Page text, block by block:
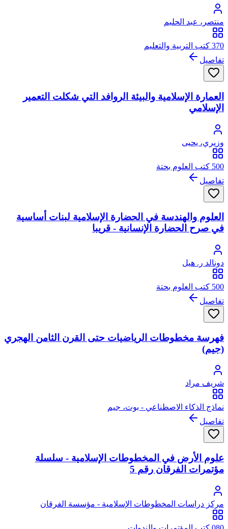
منتصر، عبد الحليم
370 كتب التربية والتعليم
تفاصيل
العمارة الإسلامية والبيئة الروافد التي شكلت التعمير
الإسلامي
وزيري، يحيى
500 كتب العلوم بحتة
تفاصيل
العلوم والهندسة في الحضارة الإسلامية لبنات أساسية
في صرح الحضارة الإنسانية - قريبا
دونالد ر. هيل
500 كتب العلوم بحتة
تفاصيل
فهرسة مخطوطات الرياضيات حتى القرن الثامن الهجري
(جيم)
شريف مراد
نماذج الذكاء الاصطناعي - بوت، جيم
تفاصيل
علوم الأرض في المخطوطات الإسلامية - سلسلة
مؤتمرات الفرقان رقم 5
مركز دراسات المخطوطات الإسلامية - مؤسسة الفرقان